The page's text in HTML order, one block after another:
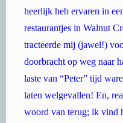
heerlijk heb ervaren in
restaurantjes in Walnut
tracteerde mij (jawel!)
doorbracht op weg naar
laste van “Peter” tijd
laten welgevallen! En,
woord van terug; ik vind